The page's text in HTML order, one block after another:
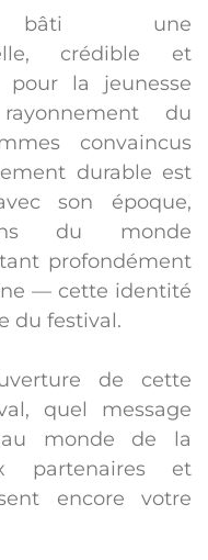
bâti une
crédible et
pour la jeunesse
du
convaincus
durable est
son époque,
du monde
profondément
— cette identité
du festival.
de cette
quel message
au monde de la
partenaires et
encore votre